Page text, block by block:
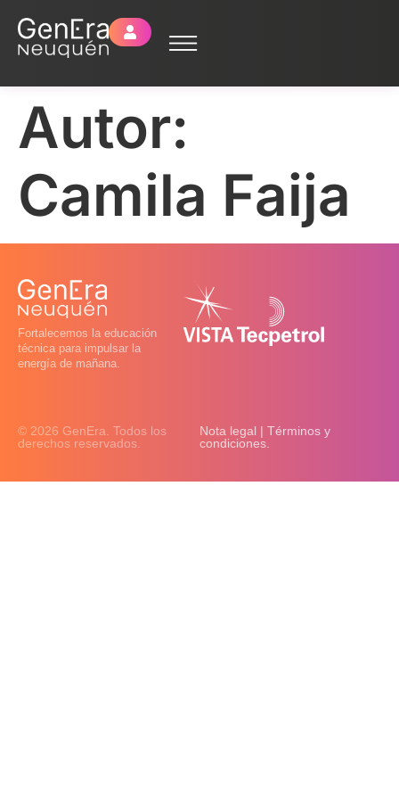
Autor:
Camila Faija
Fortalecemos la educación
técnica para impulsar la
energía de mañana.
© 2026 GenEra. Todos los
derechos reservados.
Nota legal | Términos y
condiciones.